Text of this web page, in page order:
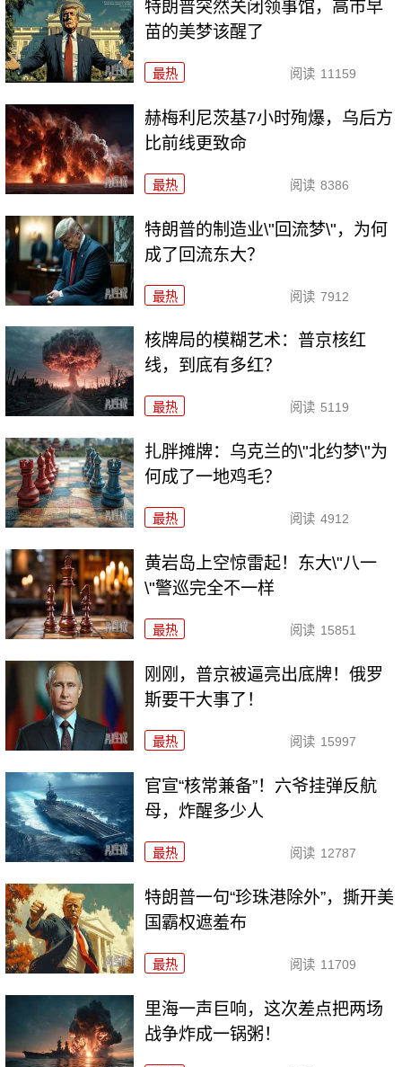
特朗普突然关闭领事馆，高市早
苗的美梦该醒了
最热 阅读 11159
赫梅利尼茨基7小时殉爆，乌后方
比前线更致命
最热 阅读 8386
特朗普的制造业\"回流梦\"，为何
成了回流东大？
最热 阅读 7912
核牌局的模糊艺术：普京核红
线，到底有多红？
最热 阅读 5119
扎胖摊牌：乌克兰的\"北约梦\"为
何成了一地鸡毛？
最热 阅读 4912
黄岩岛上空惊雷起！东大\"八一
\"警巡完全不一样
最热 阅读 15851
刚刚，普京被逼亮出底牌！俄罗
斯要干大事了！
最热 阅读 15997
官宣“核常兼备”！六爷挂弹反航
母，炸醒多少人
最热 阅读 12787
特朗普一句“珍珠港除外”，撕开美
国霸权遮羞布
最热 阅读 11709
里海一声巨响，这次差点把两场
战争炸成一锅粥！